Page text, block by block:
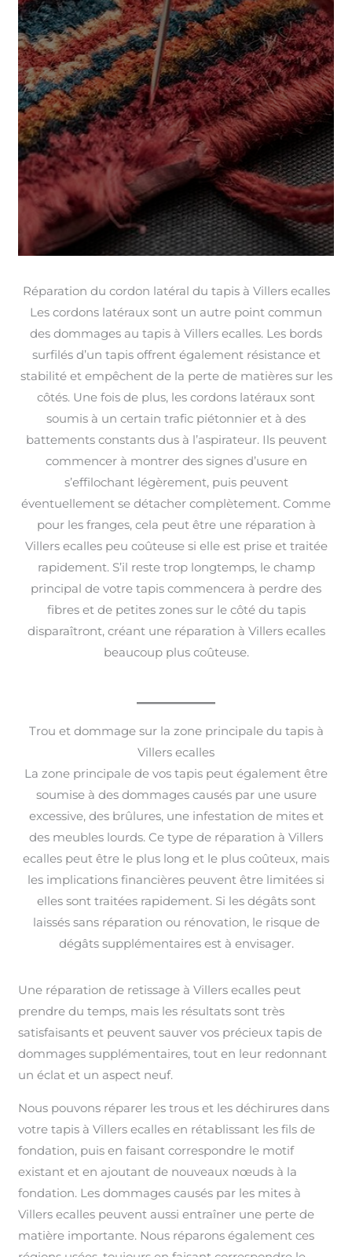
Réparation du cordon latéral du tapis à Villers ecalles
Les cordons latéraux sont un autre point commun
des dommages au tapis à Villers ecalles. Les bords
surfilés d’un tapis offrent également résistance et
stabilité et empêchent de la perte de matières sur les
côtés. Une fois de plus, les cordons latéraux sont
soumis à un certain trafic piétonnier et à des
battements constants dus à l’aspirateur. Ils peuvent
commencer à montrer des signes d’usure en
s’effilochant légèrement, puis peuvent
éventuellement se détacher complètement. Comme
pour les franges, cela peut être une réparation à
Villers ecalles peu coûteuse si elle est prise et traitée
rapidement. S’il reste trop longtemps, le champ
principal de votre tapis commencera à perdre des
fibres et de petites zones sur le côté du tapis
disparaîtront, créant une réparation à Villers ecalles
beaucoup plus coûteuse.
Trou et dommage sur la zone principale du tapis à
Villers ecalles
La zone principale de vos tapis peut également être
soumise à des dommages causés par une usure
excessive, des brûlures, une infestation de mites et
des meubles lourds. Ce type de réparation à Villers
ecalles peut être le plus long et le plus coûteux, mais
les implications financières peuvent être limitées si
elles sont traitées rapidement. Si les dégâts sont
laissés sans réparation ou rénovation, le risque de
dégâts supplémentaires est à envisager.
Une réparation de retissage à Villers ecalles peut
prendre du temps, mais les résultats sont très
satisfaisants et peuvent sauver vos précieux tapis de
dommages supplémentaires, tout en leur redonnant
un éclat et un aspect neuf.
Nous pouvons réparer les trous et les déchirures dans
votre tapis à Villers ecalles en rétablissant les fils de
fondation, puis en faisant correspondre le motif
existant et en ajoutant de nouveaux nœuds à la
fondation. Les dommages causés par les mites à
Villers ecalles peuvent aussi entraîner une perte de
matière importante. Nous réparons également ces